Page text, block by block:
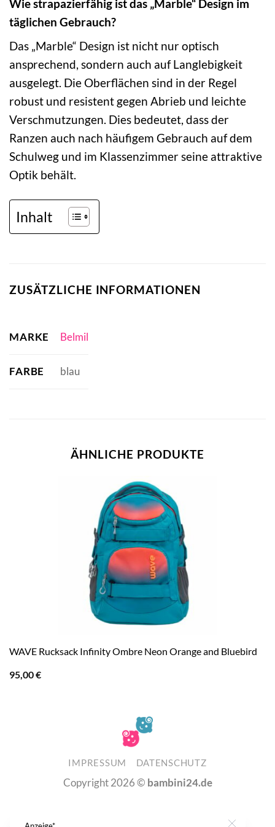
Wie strapazierfähig ist das „Marble“ Design im
täglichen Gebrauch?
Das „Marble“ Design ist nicht nur optisch
ansprechend, sondern auch auf Langlebigkeit
ausgelegt. Die Oberflächen sind in der Regel
robust und resistent gegen Abrieb und leichte
Verschmutzungen. Dies bedeutet, dass der
Ranzen auch nach häufigem Gebrauch auf dem
Schulweg und im Klassenzimmer seine attraktive
Optik behält.
Inhalt
ZUSÄTZLICHE INFORMATIONEN
MARKE Belmil
FARBE blau
ÄHNLICHE PRODUKTE
WAVE Rucksack Infinity Ombre Neon Orange and Bluebird
95,00€
IMPRESSUM DATENSCHUTZ
Copyright 2026 © bambini24.de